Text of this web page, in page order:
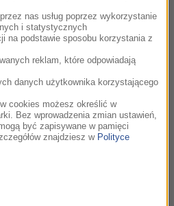
na polskich drogach,
w sporcie i dbamy o to by,
po prostu - dobrze.
między 7:00 a 10:00 na
CLASSIC zaprasza was Łukasz
nas usług poprzez wykorzystanie
i statystycznych
na podstawie sposobu korzystania z
reklam, które odpowiadają
danych użytkownika korzystającego
cookies możesz określić w
Bez wprowadzenia zmian ustawień,
być zapisywane w pamięci
znajdziesz w Polityce